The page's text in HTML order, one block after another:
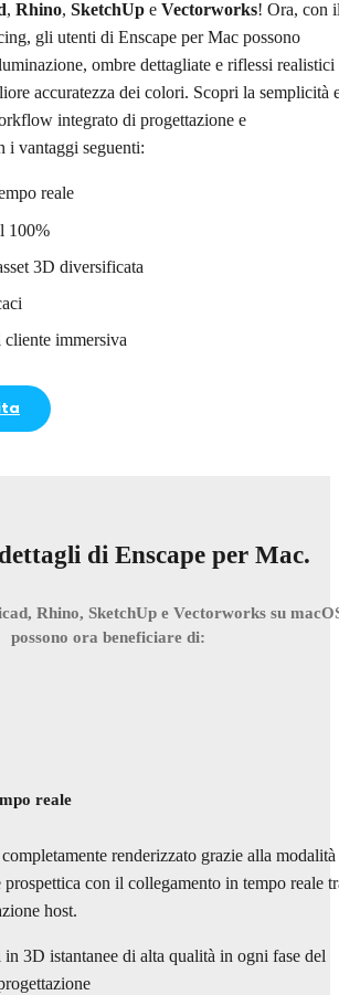
, Rhino, SketchUp e Vectorworks! Ora, con
gli utenti di Enscape per Mac possono
ombre dettagliate e riflessi realistici
accuratezza dei colori. Scopri la semplicità
integrato di progettazione e
i vantaggi seguenti:
reale
100%
3D diversificata
cliente immersiva
di Enscape per Mac.
Rhino, SketchUp e Vectorworks su
possono ora beneficiare di:
reale
renderizzato grazie alla modalità
prospettica con il collegamento in tempo reale
host.
3D istantanee di alta qualità in ogni fase del